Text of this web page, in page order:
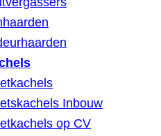
Inbouw
op CV